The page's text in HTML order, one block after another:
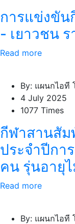
การแข่งขัน
- เยาวชน ร
Read more
By: แผนกไอที
4 July 2025
1077 Times
กีฬาสานสัม
ประจำปีกา
คน รุ่นอายุ
Read more
By: แผนกไอที